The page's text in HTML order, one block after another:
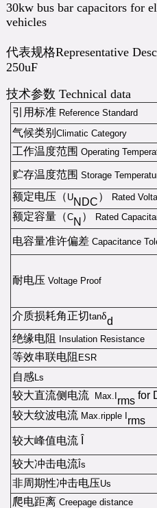
30kw bus bar capacitors for
vehicles
代表规格Representative
250uF
技术参数 Technical data
引用标准 Reference Standard
气候类别 Climatic Category
工作温度范围 Operating
贮存温度范围 Storage
额定电压（ UNDC） Rated
额定容量（CN） Rated
电容量准许偏差 Capacitance
耐电压 Voltage Proof
介质损耗角正切tanδd
绝缘电阻
Insulation Resistance
等效串联电阻 ESR
自感Ls
较大直流侧电流 Max.I rms for
较大纹波电流 Max.ripple I rms
较大峰值电流
较大冲击电流Îs
非周期性冲击电压Us
爬电距离 Creepage distance